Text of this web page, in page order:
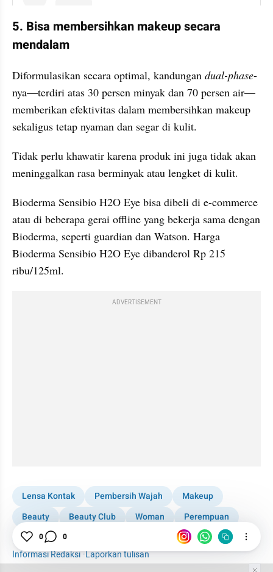
5. Bisa membersihkan makeup secara
mendalam
Diformulasikan secara optimal, kandungan dual-phase-
nya—terdiri atas 30 persen minyak dan 70 persen air—
memberikan efektivitas dalam membersihkan makeup
sekaligus tetap nyaman dan segar di kulit.
Tidak perlu khawatir karena produk ini juga tidak akan
meninggalkan rasa berminyak atau lengket di kulit.
Bioderma Sensibio H2O Eye bisa dibeli di e-commerce
atau di beberapa gerai offline yang bekerja sama dengan
Bioderma, seperti guardian dan Watson. Harga
Bioderma Sensibio H2O Eye dibanderol Rp 215
ribu/125ml.
ADVERTISEMENT
Lensa Kontak Pembersih Wajah
Makeup
Beauty
Beauty Club Woman
Perempuan
Mata
Bibir
Informasi Redaksi·Laporkan tulisan
0 0